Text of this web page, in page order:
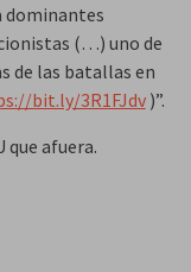
dominantes
(…) uno de
de las batallas en
bit.ly/3R1FJdv)”.
que afuera.